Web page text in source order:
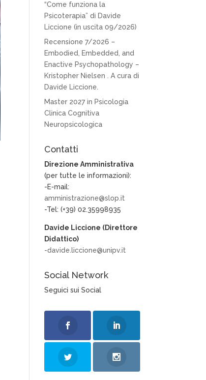
“Come funziona la
Psicoterapia” di Davide
Liccione (in uscita 09/2026)
Recensione 7/2026 –
Embodied, Embedded, and
Enactive Psychopathology –
Kristopher Nielsen . A cura di
Davide Liccione.
Master 2027 in Psicologia
Clinica Cognitiva
Neuropsicologica
Contatti
Direzione Amministrativa
(per tutte le informazioni):
-E-mail:
amministrazione@slop.it
-Tel: (+39) 02.35998935
Davide Liccione (Direttore
Didattico)
-davide.liccione@unipv.it
Social Network
Seguici sui Social